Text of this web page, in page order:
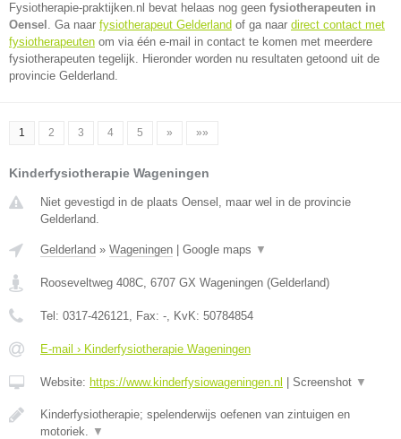
Fysiotherapie-praktijken.nl bevat helaas nog geen fysiotherapeuten in
Oensel . Ga naar fysiotherapeut Gelderland of ga naar direct contact met
fysiotherapeuten om via één e-mail in contact te komen met meerdere
fysiotherapeuten tegelijk. Hieronder worden nu resultaten getoond uit de
provincie Gelderland.
1 2 3 4 5 » »»
Kinderfysiotherapie Wageningen
Niet gevestigd in de plaats Oensel, maar wel in de provincie
Gelderland.
Gelderland » Wageningen Google maps ▼
Rooseveltweg 408C, 6707 GX Wageningen (Gelderland)
Tel: 0317-426121, Fax: -, KvK: 50784854
E-mail › Kinderfysiotherapie Wageningen
Website: https://www.kinderfysiowageningen.nl Screenshot ▼
Kinderfysiotherapie; spelenderwijs oefenen van zintuigen en
motoriek. ▼